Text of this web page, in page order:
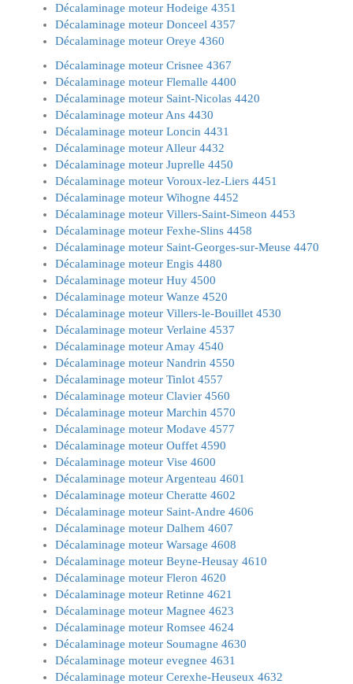
Décalaminage moteur Hodeige 4351
Décalaminage moteur Donceel 4357
Décalaminage moteur Oreye 4360
Décalaminage moteur Crisnee 4367
Décalaminage moteur Flemalle 4400
Décalaminage moteur Saint-Nicolas 4420
Décalaminage moteur Ans 4430
Décalaminage moteur Loncin 4431
Décalaminage moteur Alleur 4432
Décalaminage moteur Juprelle 4450
Décalaminage moteur Voroux-lez-Liers 4451
Décalaminage moteur Wihogne 4452
Décalaminage moteur Villers-Saint-Simeon 4453
Décalaminage moteur Fexhe-Slins 4458
Décalaminage moteur Saint-Georges-sur-Meuse 4470
Décalaminage moteur Engis 4480
Décalaminage moteur Huy 4500
Décalaminage moteur Wanze 4520
Décalaminage moteur Villers-le-Bouillet 4530
Décalaminage moteur Verlaine 4537
Décalaminage moteur Amay 4540
Décalaminage moteur Nandrin 4550
Décalaminage moteur Tinlot 4557
Décalaminage moteur Clavier 4560
Décalaminage moteur Marchin 4570
Décalaminage moteur Modave 4577
Décalaminage moteur Ouffet 4590
Décalaminage moteur Vise 4600
Décalaminage moteur Argenteau 4601
Décalaminage moteur Cheratte 4602
Décalaminage moteur Saint-Andre 4606
Décalaminage moteur Dalhem 4607
Décalaminage moteur Warsage 4608
Décalaminage moteur Beyne-Heusay 4610
Décalaminage moteur Fleron 4620
Décalaminage moteur Retinne 4621
Décalaminage moteur Magnee 4623
Décalaminage moteur Romsee 4624
Décalaminage moteur Soumagne 4630
Décalaminage moteur evegnee 4631
Décalaminage moteur Cerexhe-Heuseux 4632